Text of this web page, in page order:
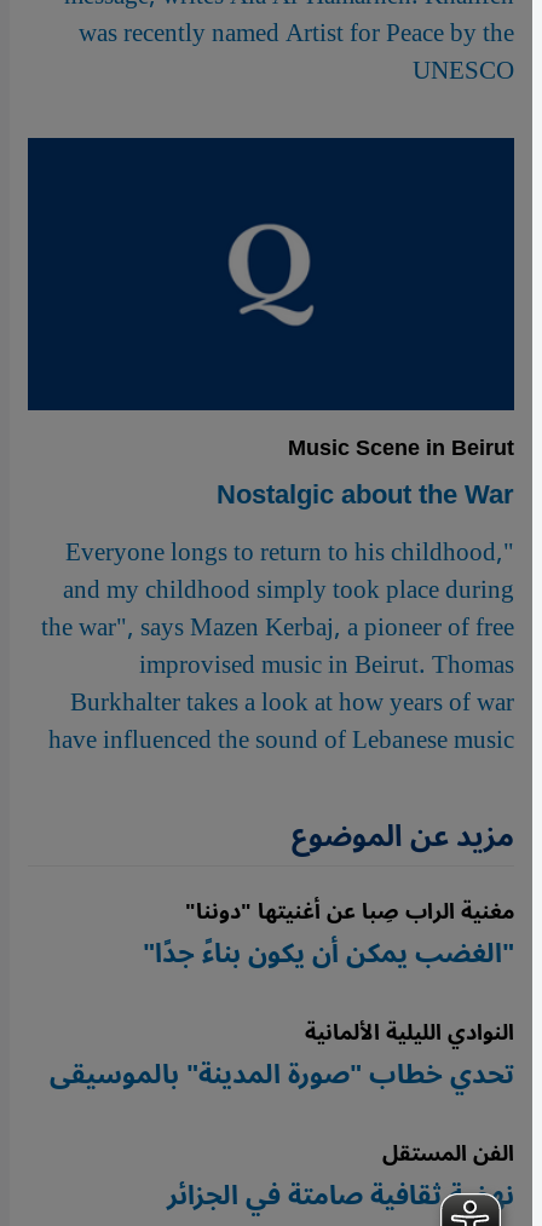
was recently named Artist for Peace by the
UNESCO
Music Scene in Beirut
Nostalgic about the War
"Everyone longs to return to his childhood,
and my childhood simply took place during
the war", says Mazen Kerbaj, a pioneer of free
improvised music in Beirut. Thomas
Burkhalter takes a look at how years of war
have influenced the sound of Lebanese music
مزيد عن الموضوع
مغنية الراب صِبا عن أغنيتها "دوننا"
"الغضب يمكن أن يكون بناءً جدًا"
النوادي الليلية الألمانية
تحدي خطاب "صورة المدينة" بالموسيقى
الفن المستقل
نهضة ثقافية صامتة في الجزائر